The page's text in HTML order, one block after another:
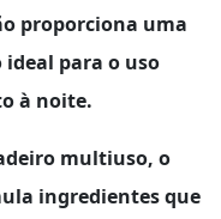
proporciona uma
ideal para o uso
à noite.
multiuso, o
ingredientes que